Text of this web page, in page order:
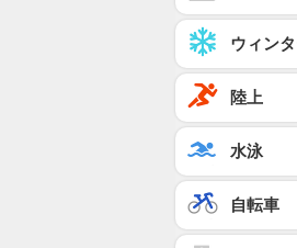
ウィン
陸上
水泳
自転車